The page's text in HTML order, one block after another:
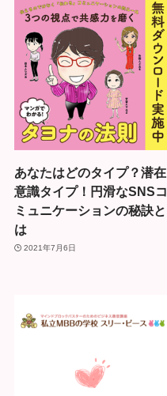
あなたはどのタイプ？潜在
意識タイプ！円滑なSNSコ
ミュニケーションの秘訣と
は
2021年7月6日